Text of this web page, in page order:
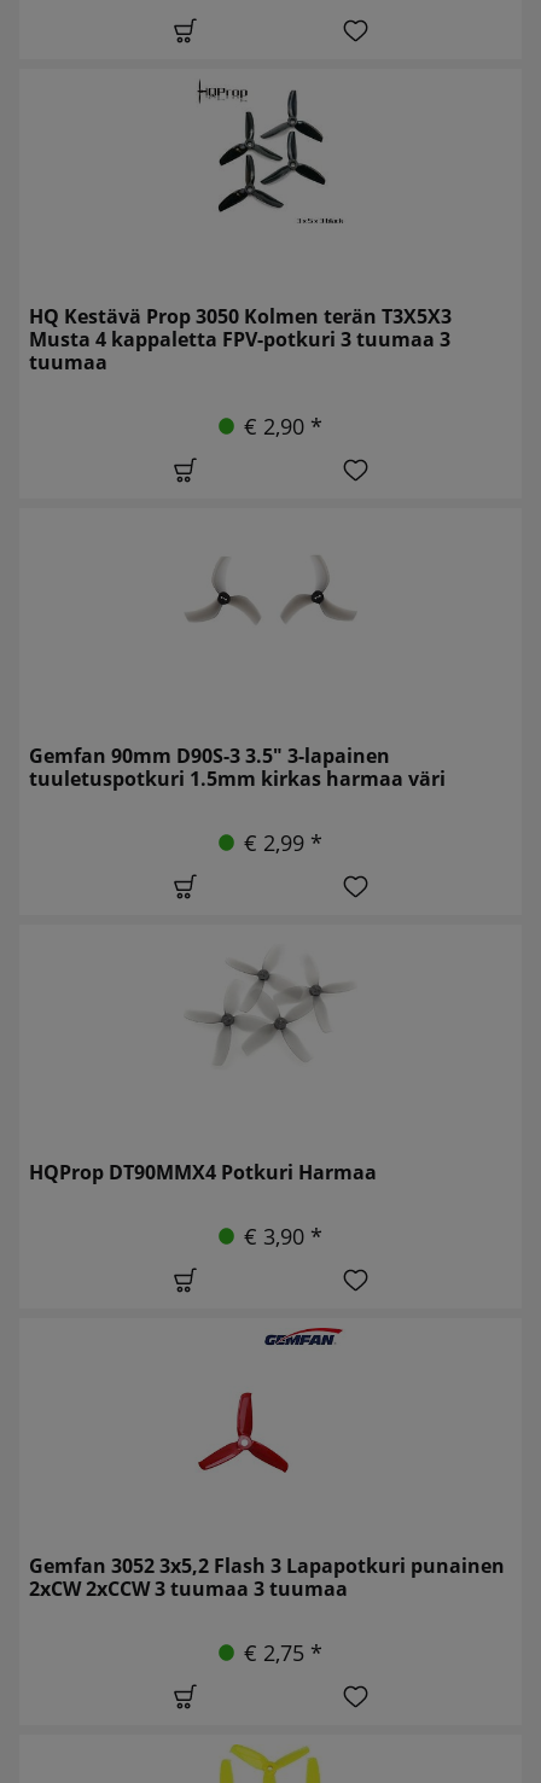
HQ Kestävä Prop 3050 Kolmen terän T3X5X3
Musta 4 kappaletta FPV-potkuri 3 tuumaa 3
tuumaa
€ 2,90 *
Gemfan 90mm D90S-3 3.5" 3-lapainen
tuuletuspotkuri 1.5mm kirkas harmaa väri
€ 2,99 *
HQProp DT90MMX4 Potkuri Harmaa
€ 3,90 *
Gemfan 3052 3x5,2 Flash 3 Lapapotkuri punainen
2xCW 2xCCW 3 tuumaa 3 tuumaa
€ 2,75 *